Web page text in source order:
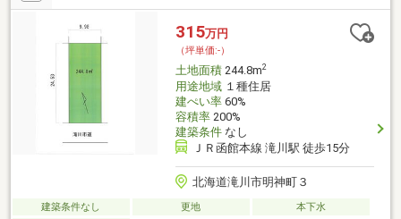
315万円
（坪単価:-）
土地面積244.8m2
用途地域１種住居
建ぺい率60%
容積率200%
建築条件なし
ＪＲ函館本線 滝川駅 徒歩15分
北海道滝川市明神町３
建築条件なし 更地
本下水